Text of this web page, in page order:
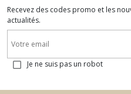
Recevez des codes promo et les
actualités.
Je ne suis pas un robot